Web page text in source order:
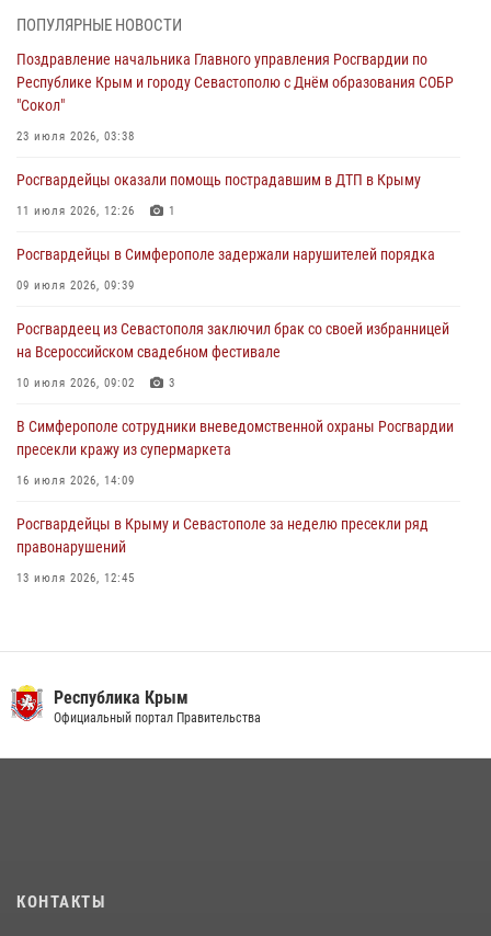
объекте в Севастополе
Росгвардейцы Севастополя пресекли противоправные действия на
охраняемом объекте
29 июля 2026, 12:34
Росгвардейцы Крыма и Севастополя отметили День Крещения Руси
28 июля 2026, 14:18
В Симферополе сотрудники Росгвардии задержали подозреваемого
в краже из гипермаркета
ПОПУЛЯРНЫЕ НОВОСТИ
Поздравление начальника Главного управления Росгвардии по
Республике Крым и городу Севастополю с Днём образования СОБР
"Сокол"
23 июля 2026, 03:38
Росгвардейцы оказали помощь пострадавшим в ДТП в Крыму
11 июля 2026, 12:26 1
Росгвардейцы в Симферополе задержали нарушителей порядка
09 июля 2026, 09:39
Росгвардеец из Севастополя заключил брак со своей избранницей
на Всероссийском свадебном фестивале
10 июля 2026, 09:02 3
В Симферополе сотрудники вневедомственной охраны Росгвардии
пресекли кражу из супермаркета
16 июля 2026, 14:09
Росгвардейцы в Крыму и Севастополе за неделю пресекли ряд
правонарушений
13 июля 2026, 12:45
В Ялте росгвардейцы задержали подозреваемого в краже
Республика Крым
Официальный портал Правительства
КОНТАКТЫ